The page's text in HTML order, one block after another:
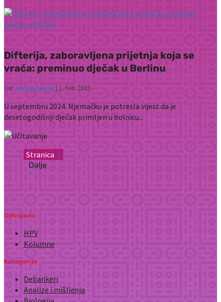
Difterija, zaboravljena prijetnja koja se
vraća: preminuo dječak u Berlinu
Od Jelena Kalinić | 1. feb 2025.
U septembru 2024. Njemačku je potresla vijest da je
desetogodišnji dječak primljen u bolnicu...
1
Izdvojeno
HPV
Kolumne
Kategorije
Debankeri
Analize i mišljenja